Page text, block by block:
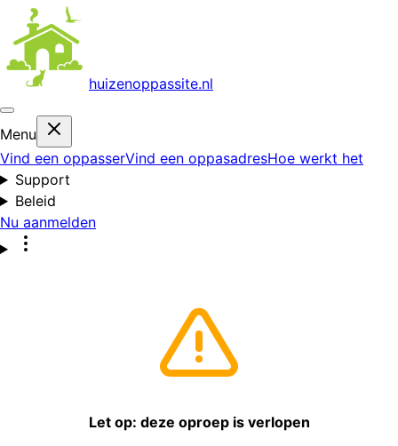
huizenoppassite.nl
Menu
Vind een oppasserVind een oppasadresHoe werkt het
Support
Beleid
Nu aanmelden
Let op: deze oproep is verlopen